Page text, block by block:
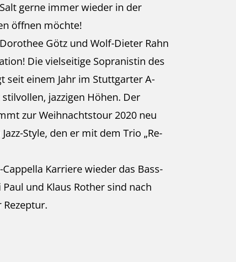
gerne immer wieder in der
öffnen möchte!
Götz und Wolf-Dieter Rahn
Die vielseitige Sopranistin des
seit einem Jahr im Stuttgarter A-
jazzigen Höhen. Der
zur Weihnachtstour 2020 neu
Style, den er mit dem Trio „Re-
Karriere wieder das Bass-
und Klaus Rother sind nach